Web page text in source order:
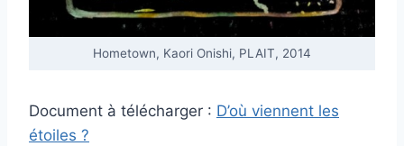
Hometown, Kaori Onishi, PLAIT, 2014
Document à télécharger : D’où viennent les
étoiles ?